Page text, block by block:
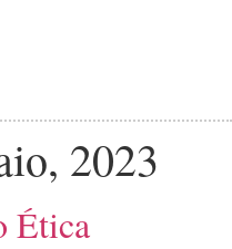
2023
Ética